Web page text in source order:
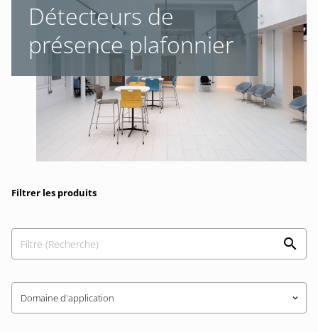
Détecteurs de
présence plafonnier
Filtrer les produits
Domaine d'application keyboard_arrow_down